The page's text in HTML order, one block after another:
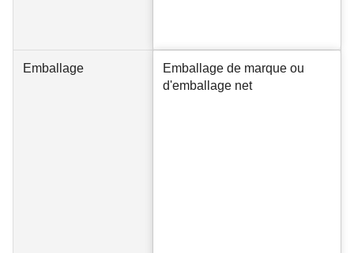
Emballage
Emballage de marque ou
d'emballage net